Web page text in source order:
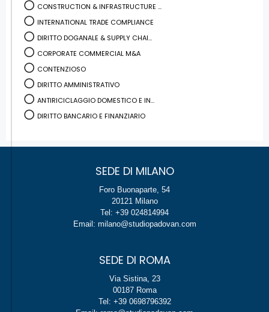
CONSTRUCTION & INFRASTRUCTURE ...
INTERNATIONAL TRADE COMPLIANCE
DIRITTO DOGANALE & SUPPLY CHAI...
CORPORATE COMMERCIAL M&A
CONTENZIOSO
DIRITTO AMMINISTRATIVO
ANTIRICICLAGGIO DOMESTICO E IN...
DIRITTO BANCARIO E FINANZIARIO
SEDE DI MILANO
Foro Buonaparte, 54
20121 Milano
Tel: +39 024814994
Email: milano@studiopadovan.com
SEDE DI ROMA
Via Sistina, 23
00187 Roma
Tel: +39 0698796392